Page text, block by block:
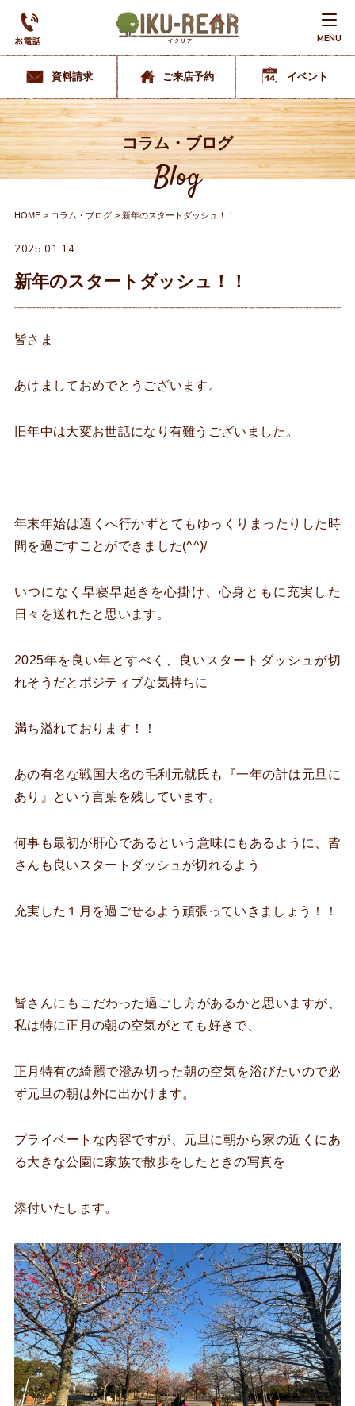
MENU
資料請求 ご来店予約 イベント
コラム・ブログ
Blog
HOME コラム・ブログ 新年のスタートダッシュ！！
2025.01.14
新年のスタートダッシュ！！
皆さま
あけましておめでとうございます。
旧年中は大変お世話になり有難うございました。
年末年始は遠くへ行かずとてもゆっくりまったりした時
間を過ごすことができました(^^)/
いつになく早寝早起きを心掛け、心身ともに充実した
日々を送れたと思います。
2025年を良い年とすべく、良いスタートダッシュが切
れそうだとポジティブな気持ちに
満ち溢れております！！
あの有名な戦国大名の毛利元就氏も『一年の計は元旦に
あり』という言葉を残しています。
何事も最初が肝心であるという意味にもあるように、皆
さんも良いスタートダッシュが切れるよう
充実した１月を過ごせるよう頑張っていきましょう！！
皆さんにもこだわった過ごし方があるかと思いますが、
私は特に正月の朝の空気がとても好きで、
正月特有の綺麗で澄み切った朝の空気を浴びたいので必
ず元旦の朝は外に出かけます。
プライベートな内容ですが、元旦に朝から家の近くにあ
る大きな公園に家族で散歩をしたときの写真を
添付いたします。